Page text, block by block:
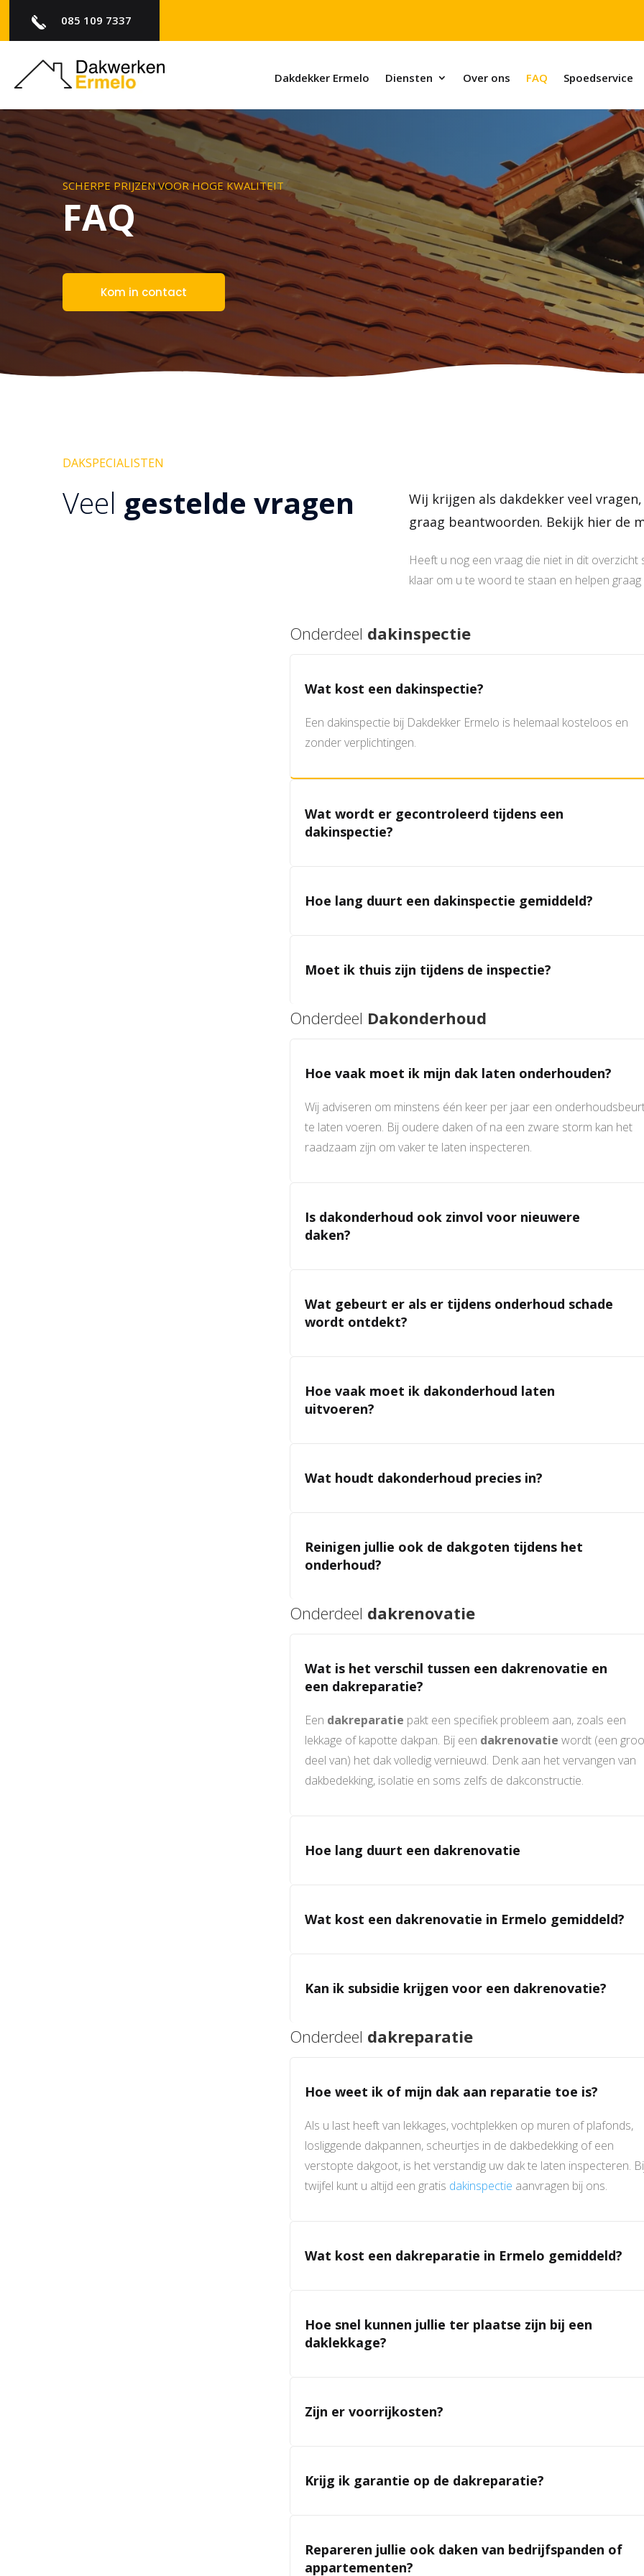
085 109 7337
Dakdekker Ermelo Diensten Over ons FAQ Spoedservice
SCHERPE PRIJZEN VOOR HOGE KWALITEIT
FAQ
Kom in contact
DAKSPECIALISTEN
Veel gestelde vragen
Wij krijgen als dakdekker veel
graag beantwoorden. Bekijk hier de
Heeft u nog een vraag die niet in dit
klaar om u te woord te staan en helpen graag
Onderdeel dakinspectie
Wat kost een dakinspectie?
Een dakinspectie bij Dakdekker Ermelo is helemaal kosteloos en
zonder verplichtingen.
Wat wordt er gecontroleerd tijdens een
dakinspectie?
Hoe lang duurt een dakinspectie gemiddeld?
Moet ik thuis zijn tijdens de inspectie?
Onderdeel Dakonderhoud
Hoe vaak moet ik mijn dak laten onderhouden?
Wij adviseren om minstens één keer per jaar een
te laten voeren. Bij oudere daken of na een zware storm kan het
raadzaam zijn om vaker te laten inspecteren.
Is dakonderhoud ook zinvol voor nieuwere
daken?
Wat gebeurt er als er tijdens onderhoud schade
wordt ontdekt?
Hoe vaak moet ik dakonderhoud laten
uitvoeren?
Wat houdt dakonderhoud precies in?
Reinigen jullie ook de dakgoten tijdens het
onderhoud?
Onderdeel dakrenovatie
Wat is het verschil tussen een dakrenovatie en
een dakreparatie?
Een dakreparatie pakt een specifiek probleem aan, zoals een
lekkage of kapotte dakpan. Bij een dakrenovatie wordt (een
deel van) het dak volledig vernieuwd. Denk aan het vervangen van
dakbedekking, isolatie en soms zelfs de dakconstructie.
Hoe lang duurt een dakrenovatie
Wat kost een dakrenovatie in Ermelo gemiddeld?
Kan ik subsidie krijgen voor een dakrenovatie?
Onderdeel dakreparatie
Hoe weet ik of mijn dak aan reparatie toe is?
Als u last heeft van lekkages, vochtplekken op muren of plafonds,
losliggende dakpannen, scheurtjes in de dakbedekking of een
verstopte dakgoot, is het verstandig uw dak te laten inspecteren.
twijfel kunt u altijd een gratis dakinspectie aanvragen bij ons.
Wat kost een dakreparatie in Ermelo gemiddeld?
Hoe snel kunnen jullie ter plaatse zijn bij een
daklekkage?
Zijn er voorrijkosten?
Krijg ik garantie op de dakreparatie?
Repareren jullie ook daken van bedrijfspanden of
appartementen?